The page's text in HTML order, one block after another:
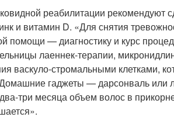
реабилитации
и витамин D. «Для снятия
помощи — диагностику и курс
лаеннек-терапии,
васкуло-стромальными клетками,
гаджеты — дарсонваль или
три месяца объем волос в